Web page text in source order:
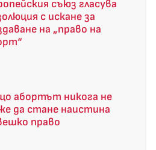
съюз гласува
с искане за
на „право на
абортът никога не
да стане наистина
право